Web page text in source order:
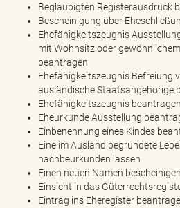
Beglaubigten Registerausdruck
Bescheinigung über
Ehefähigkeitszeugnis
mit Wohnsitz oder
beantragen
Ehefähigkeitszeugnis Befreiung
ausländische Staatsangehörige
Ehefähigkeitszeugnis beantragen
Eheurkunde Ausstellung
Einbenennung eines Kindes
Eine im Ausland begründete
nachbeurkunden lassen
Einen neuen Namen
Einsicht in das
Eintrag ins Eheregister